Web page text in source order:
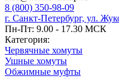
8 (800) 350-98-09
г. Санкт-Петербург, ул.
Пн-Пт: 9.00 - 17.30 МСК
Категория:
Червячные хомуты
Ушные хомуты
Обжимные муфты